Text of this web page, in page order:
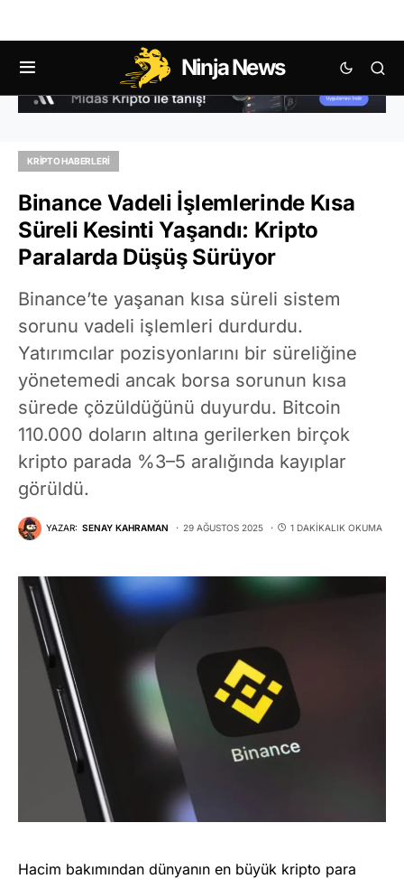
Ninja News
KRIPTO HABERLERI
Binance Vadeli İşlemlerinde Kısa
Süreli Kesinti Yaşandı: Kripto
Paralarda Düşüş Sürüyor
Binance’te yaşanan kısa süreli sistem
sorunu vadeli işlemleri durdurdu.
Yatırımcılar pozisyonlarını bir süreliğine
yönetemedi ancak borsa sorunun kısa
sürede çözüldüğünü duyurdu. Bitcoin
110.000 doların altına gerilerken birçok
kripto parada %3–5 aralığında kayıplar
görüldü.
YAZAR: SENAY KAHRAMAN 29 AĞUSTOS 2025 1 DAKIKALIK OKUMA
Hacim bakımından dünyanın en büyük kripto para